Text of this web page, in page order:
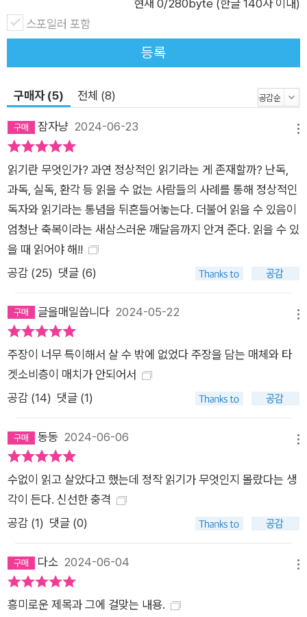
눈앞에 생생하게 펼쳐진 적은? 종이 냄새나 질감, 책의 물성에 시
선을 뺏겼던 순간은? ‘읽기’는 우리 뇌가 타고난 능력이 아니다.
인간이 제대로 읽지 못한다는 바로 그 점 때문에 역설적으로 우리
인간은 읽지 않고 살아갈 수 없다. 이민을 떠나 새롭게 읽는 법을
배운 난독증 여성, 심한 주의산만 때문에 독서가 힘들어지자 책을
읽을 때 단 한 번도 눈을 깜빡이지 않은 소년, 죽을 위기에 처한
순간 책의 환각을 봤다는 남성…. 이들의 이야기에서 알 수 있듯
이 읽기가 사라진 자리에는 읽기를 향한 열망이 남는다. 《읽지 못
하는 사람들》은 읽는 방법을 배우거나 반대로 그만 읽기 위해 애
쓰는 이야기, 읽기능력을 잃고, 독특한 읽기 방법을 추구하고, 다
시 읽기 위해 해결책을 찾고, 읽기 이후의 삶에 적응하는 이야기
다. 숏폼과 ‘겉핥기’의 시대인 오늘날 인간은 정말 ‘읽기’를 잊어
가는가? 이 책에 따르면 답은 ‘아니오’다. 지금 이 순간에도 누군
가 다시 읽기 위해 애쓰고 있다. 책 속 모든 사례가 전하는 공통적
인 메시지는 읽기가 말로 표현할 수 없을 정도로 중요하다는 사실
이다. 우리 각자의 방식으로 계속 읽고, 살고, 나아갈 것 우리가
왜 읽지 못하는 사람들의 이야기에 귀 기울여야 할까? 다양한 읽
기 방식을 알면 이전에는 상상조차 할 수 없었던 방식으로 읽기의
본질을 성찰할 수 있기 때문이다. 읽지 못하는 사람들은 고쳐 읽
기, 쓰며 읽기, 다시 읽기, 심지어 그저 책 붙잡고 있기 등 대안적
들이야말로 ‘읽기’의 의미와 가치를 가장 잘 알고 있다. 뇌는 단일
하지 않고 다양하며 사람의 마음 역시 그렇다. ‘진짜 독자’ ‘진짜
“나는 읽어야 한다. 내 삶의 대부분은 읽기다.” _ 올리버 색스 읽
기는 삶 곳곳에 영향을 끼친다. 읽기 방식은 독자의 수만큼 다양
하며 읽기란 개인에게 단순한 활동 이상의 가치가 있다. 세상은
라면 끝까지 앞으로 나아가야 한다”(본문 285쪽). 신경다양성,
장애학, 의료인문학, 철학과 뇌과학을 버무린 이 매력적인 책은
읽기에 관한 당신의 관점을 완전히 바꿀 것이며, 나아가 이 시대
현재 0/280byte (한글 140자 이내)
스포일러 포함
등록
구매자 (5) 전체 (8)
잠자냥 2024-06-23
읽기란 무엇인가? 과연 정상적인 읽기라는 게 존재할까? 난독,
과독, 실독, 환각 등 읽을 수 없는 사람들의 사례를 통해 정상적인
독자와 읽기라는 통념을 뒤흔들어놓는다. 더불어 읽을 수 있음이
엄청난 축복이라는 새삼스러운 깨달음까지 안겨 준다. 읽을 수 있
을 때 읽어야 해!!
공감 (25) 댓글 (6)
글을매일씁니다 2024-05-22
주장이 너무 특이해서 살 수 밖에 없었다 주장을 담는 매체와 타
겟소비층이 매치가 안되어서
공감 (14) 댓글 (1)
동동 2024-06-06
수없이 읽고 살았다고 했는데 정작 읽기가 무엇인지 몰랐다는 생
각이 든다. 신선한 충격
공감 (1) 댓글 (0)
다소 2024-06-04
흥미로운 제목과 그에 걸맞는 내용.